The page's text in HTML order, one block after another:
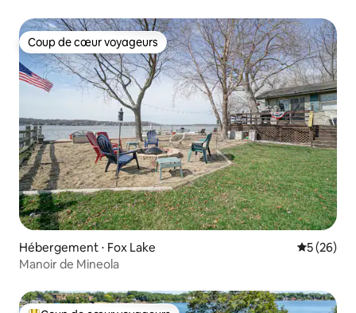
Coup de cœur voyageurs
Coup de cœur voyageurs
Hébergement ⋅ Fox Lake
5 (26)
Manoir de Mineola